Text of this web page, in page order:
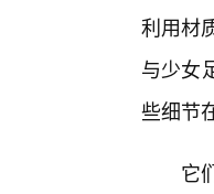
利用材
与少女
些细节
它